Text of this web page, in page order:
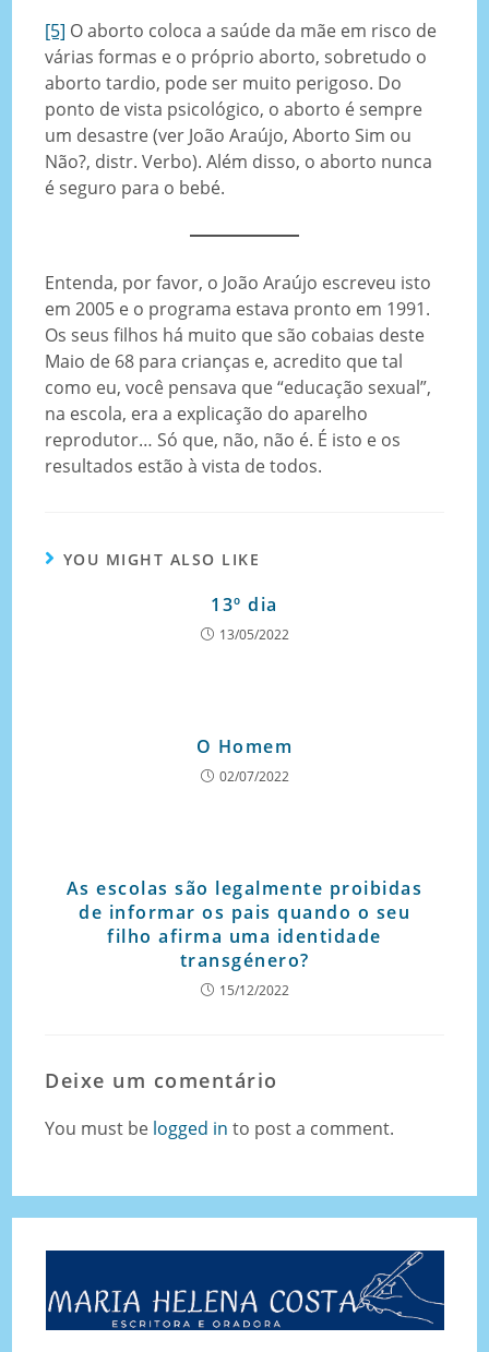
[5] O aborto coloca a saúde da mãe em risco de
várias formas e o próprio aborto, sobretudo o
aborto tardio, pode ser muito perigoso. Do
ponto de vista psicológico, o aborto é sempre
um desastre (ver João Araújo, Aborto Sim ou
Não?, distr. Verbo). Além disso, o aborto nunca
é seguro para o bebé.
Entenda, por favor, o João Araújo escreveu isto
em 2005 e o programa estava pronto em 1991.
Os seus filhos há muito que são cobaias deste
Maio de 68 para crianças e, acredito que tal
como eu, você pensava que “educação sexual”,
na escola, era a explicação do aparelho
reprodutor… Só que, não, não é. É isto e os
resultados estão à vista de todos.
YOU MIGHT ALSO LIKE
13º dia
13/05/2022
O Homem
02/07/2022
As escolas são legalmente proibidas
de informar os pais quando o seu
filho afirma uma identidade
transgénero?
15/12/2022
Deixe um comentário
You must be logged in to post a comment.